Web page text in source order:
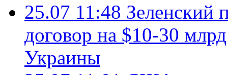
25.07 11:48 Зеленский
договор на $10-30
Украины